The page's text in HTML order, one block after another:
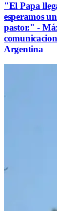
"El Papa
esperamos
pastor." -
Argentina